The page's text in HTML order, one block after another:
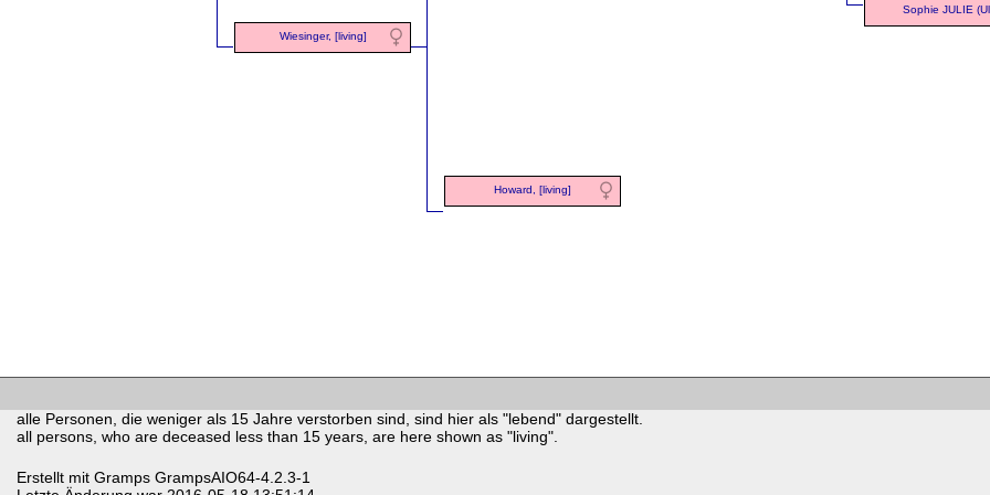
Wiesinger, [living]
Sophie JULIE
Howard, [living]
alle Personen, die weniger als 15 Jahre verstorben sind, sind hier als "lebend" dargestellt.
all persons, who are deceased less than 15 years, are here shown as "living".
Erstellt mit Gramps GrampsAIO64-4.2.3-1